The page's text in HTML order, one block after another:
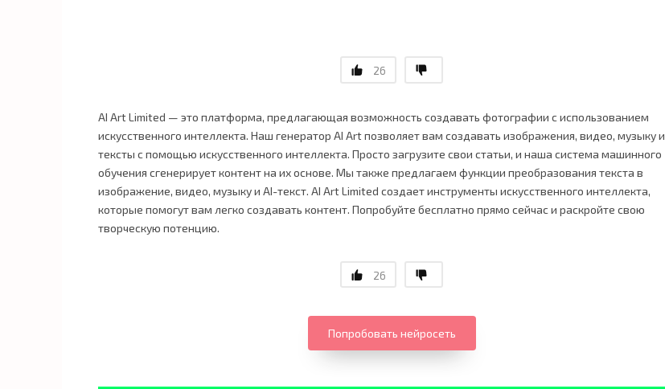
26
AI Art Limited — это платформа, предлагающая возможность создавать фотографии с использованием
искусственного интеллекта. Наш генератор AI Art позволяет вам создавать изображения, видео, музыку и
тексты с помощью искусственного интеллекта. Просто загрузите свои статьи, и наша система машинного
обучения сгенерирует контент на их основе. Мы также предлагаем функции преобразования текста в
изображение, видео, музыку и AI-текст. AI Art Limited создает инструменты искусственного интеллекта,
которые помогут вам легко создавать контент. Попробуйте бесплатно прямо сейчас и раскройте свою
творческую потенцию.
26
Попробовать нейросеть